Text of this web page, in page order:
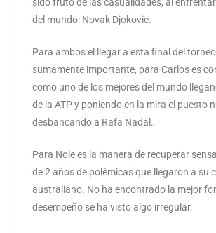
del mundo: Novak Djokovic.
Para ambos el llegar a esta final del
sumamente importante, para Carlos es
como uno de los mejores del mundo
de la ATP y poniendo en la mira el puesto
desbancando a Rafa Nadal.
Para Nole es la manera de recuperar
de 2 años de polémicas que llegaron a su
australiano. No ha encontrado la mejor
desempeño se ha visto algo irregular.